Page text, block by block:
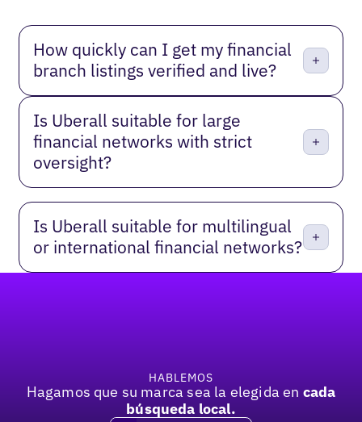
How quickly can I get my financial
branch listings verified and live?
Is Uberall suitable for large
financial networks with strict
oversight?
Is Uberall suitable for multilingual
or international financial networks?
HABLEMOS
Hagamos que su marca sea la elegida en cada
búsqueda local.